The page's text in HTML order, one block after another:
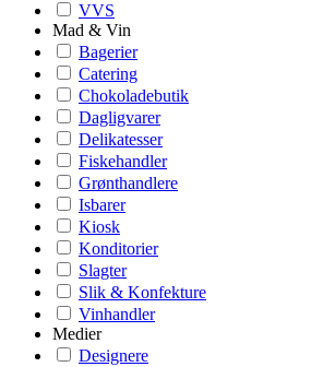
VVS
Mad & Vin
Bagerier
Catering
Chokoladebutik
Dagligvarer
Delikatesser
Fiskehandler
Grønthandlere
Isbarer
Kiosk
Konditorier
Slagter
Slik & Konfekture
Vinhandler
Medier
Designere